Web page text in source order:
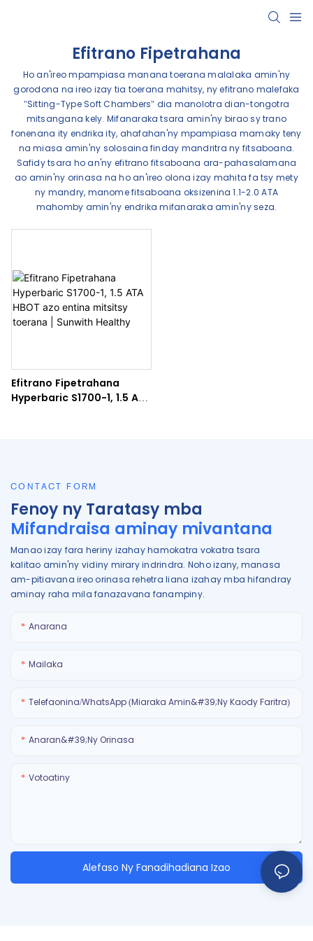
Efitrano Fipetrahana
Ho an'ireo mpampiasa manana toerana malalaka amin'ny
gorodona na ireo izay tia toerana mahitsy, ny efitrano malefaka
"Sitting-Type Soft Chambers" dia manolotra dian-tongotra
mitsangana kely. Mifanaraka tsara amin'ny birao sy trano
fonenana ity endrika ity, ahafahan'ny mpampiasa mamaky teny
na miasa amin'ny solosaina finday mandritra ny fitsaboana.
Safidy tsara ho an'ny efitrano fitsaboana ara-pahasalamana
ao amin'ny orinasa na ho an'ireo olona izay mahita fa tsy mety
ny mandry, manome fitsaboana oksizenina 1.1-2.0 ATA
mahomby amin'ny endrika mifanaraka amin'ny seza.
Efitrano Fipetrahana
Hyperbaric S1700-1, 1.5 ATA
CONTACT FORM
Fenoy ny Taratasy mba
Mifandraisa aminay mivantana
Manao izay fara heriny izahay hamokatra vokatra tsara
kalitao amin'ny vidiny mirary indrindra. Noho izany, manasa
am-pitiavana ireo orinasa rehetra liana izahay mba hifandray
aminay raha mila fanazavana fanampiny.
Anarana
Mailaka
Telefaonina/WhatsApp (Miaraka Amin&#39;ny Kaody Faritra)
Anaran&#39;ny Orinasa
Votoatiny
Alefaso Ny Fanadihadiana Izao